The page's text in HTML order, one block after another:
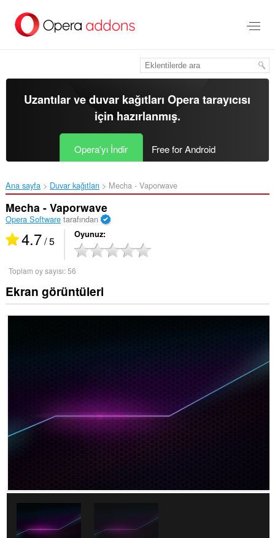
içeriğe
Uzantılar ve duvar kağıtlarıOpera tarayıcısı
için hazırlanmış.
Opera'yı İndir Free for Android
Ana sayfa Duvar kağıtları Mecha - Vaporwave‎
Mecha - Vaporwave
Opera Softwaretarafından
4.7/ 5 Oyunuz
Toplam oy sayısı:56
Ekran görüntüleri